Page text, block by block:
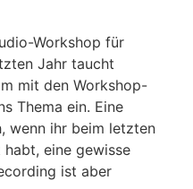
Workshop für
Jahr taucht
mit den Workshop-
Thema ein. Eine
wenn ihr beim letzten
eine gewisse
ist aber